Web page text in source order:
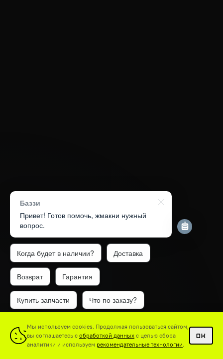
Мы используем cookies. Продолжая пользоваться сайтом,
вы соглашаетесь с обработкой данных с целью сбора
аналитики и используем рекомендательные технологии.
OK
1
Баззи
Привет! Готов помочь, жмакни нужный
вопрос.
Когда будет в наличии? Доставка
Возврат Гарантия
Купить запчасти Что по заказу?